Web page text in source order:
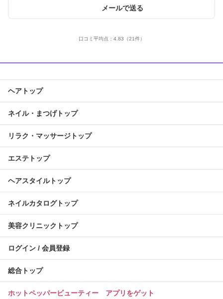
メールで送る
口コミ平均点： 4.83 （21件）
ヘアトップ
ネイル・まつげトップ
リラク・マッサージトップ
エステトップ
ヘアスタイルトップ
ネイルカタログトップ
美容クリニックトップ
ログイン / 会員登録
総合トップ
ホットペッパービューティー アプリをゲット